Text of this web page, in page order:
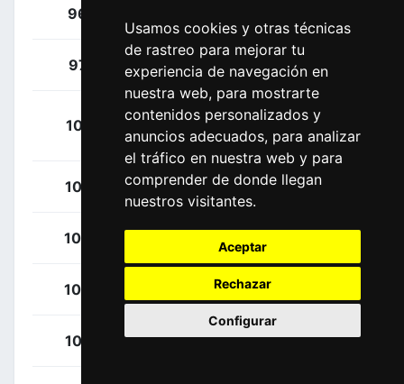
Usamos cookies y otras técnicas
de rastreo para mejorar tu
experiencia de navegación en
nuestra web, para mostrarte
contenidos personalizados y
anuncios adecuados, para analizar
el tráfico en nuestra web y para
comprender de donde llegan
nuestros visitantes.
Aceptar
Rechazar
Configurar
96
97 Van Den Berg, Lars
101
Faria Da Costa, Rui
Alberto
102 Calmejane, Lilian
103
104 Huys, Laurens
105 Smith, Dion NZL